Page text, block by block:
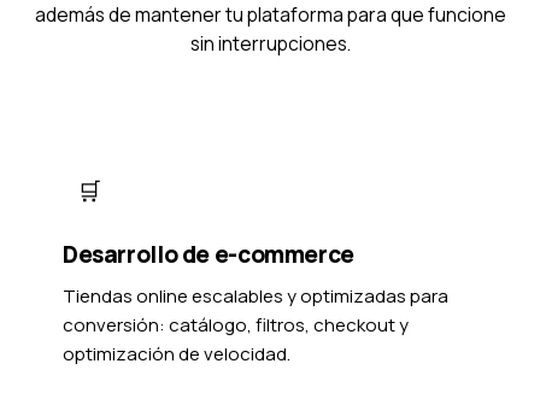
además de mantener tu plataforma para que funcione
sin interrupciones.
🛒
Desarrollo de e-commerce
Tiendas online escalables y optimizadas para
conversión: catálogo, filtros, checkout y
optimización de velocidad.